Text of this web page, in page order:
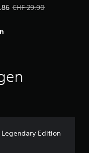
Preis: CHF 29.90
CHF 9.86
CHF 29.90
Legendary Edition